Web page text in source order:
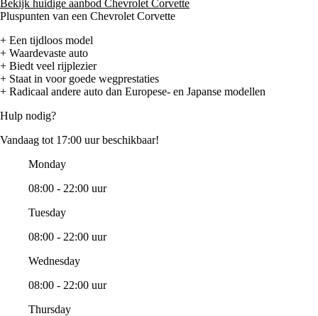
Bekijk huidige aanbod Chevrolet Corvette
Pluspunten van een Chevrolet Corvette
+ Een tijdloos model
+ Waardevaste auto
+ Biedt veel rijplezier
+ Staat in voor goede wegprestaties
+ Radicaal andere auto dan Europese- en Japanse modellen
Hulp nodig?
Vandaag tot 17:00 uur beschikbaar!
Monday
08:00 - 22:00 uur
Tuesday
08:00 - 22:00 uur
Wednesday
08:00 - 22:00 uur
Thursday